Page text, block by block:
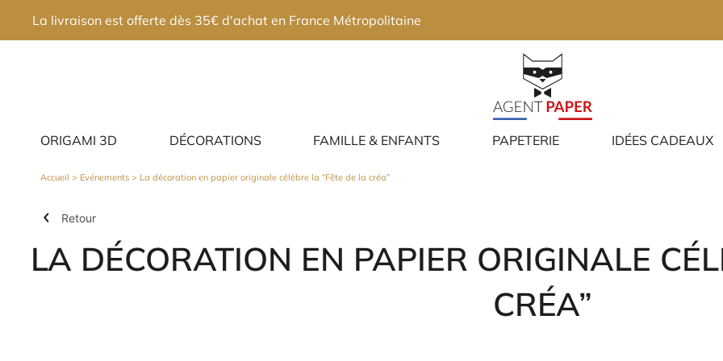
ORIGAMI 3D DÉCORATIONS FAMILLE & ENFANTS PAPETERIE IDÉES CADEAUX
La livraison est offerte dès 35€ d'achat en France Métropolitaine
Accueil > Evénements > La décoration en papier originale célèbre la “Fête de la créa”
Retour
LA DÉCORATION EN PAPIER ORIGINALE
CRÉA”
×